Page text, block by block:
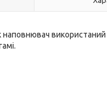
наповнювач